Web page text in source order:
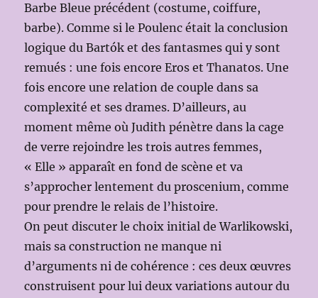
Barbe Bleue précédent (costume, coiffure,
barbe). Comme si le Poulenc était la conclusion
logique du Bartók et des fantasmes qui y sont
remués : une fois encore Eros et Thanatos. Une
fois encore une relation de couple dans sa
complexité et ses drames. D’ailleurs, au
moment même où Judith pénètre dans la cage
de verre rejoindre les trois autres femmes,
« Elle » apparaît en fond de scène et va
s’approcher lentement du proscenium, comme
pour prendre le relais de l’histoire.
On peut discuter le choix initial de Warlikowski,
mais sa construction ne manque ni
d’arguments ni de cohérence : ces deux œuvres
construisent pour lui deux variations autour du